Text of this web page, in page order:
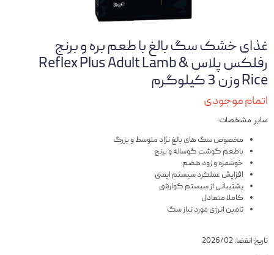
غذای خشک سگ بالغ با طعم بره و برنج
رفلکس پلاس Reflex Plus Adult Lamb &
Rice وزن 3 کیلوگرم
اتمام موجودی
سایر مشخصات:
مخصوص سگ های بالغ نژاد متوسط و بزرگ
باطعم گوشت گوساله و برنج
خوشمزه و زود هضم
افزایش عملکرد سیستم ایمنی
پشتیبانی از سیستم گوارشی
کاملا متعادل
تامین انرژی مورد نیاز سگ
تاریخ انقضا: 2026/02